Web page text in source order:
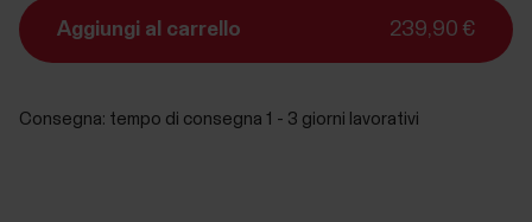
Aggiungi al carrello 239,90 €
Consegna: tempo di consegna 1 - 3 giorni lavorativi